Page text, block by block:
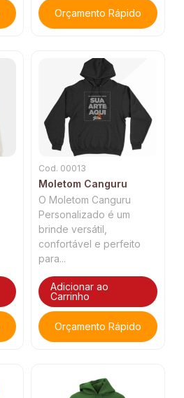
Orçamento Rápido
Cod. 00013
Moletom Canguru
O Moletom Canguru
Personalizado é um
brinde versátil,
confortável e perfeito
para...
Adicionar ao
Carrinho
Orçamento Rápido